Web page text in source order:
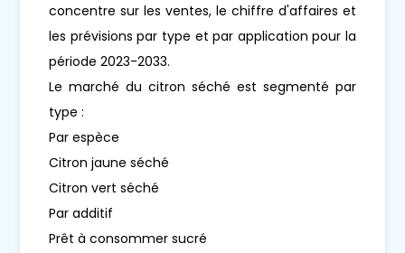
concentre sur les ventes, le chiffre d'affaires et
les prévisions par type et par application pour la
période 2023-2033.
Le marché du citron séché est segmenté par
type :
Par espèce
Citron jaune séché
Citron vert séché
Par additif
Prêt à consommer sucré